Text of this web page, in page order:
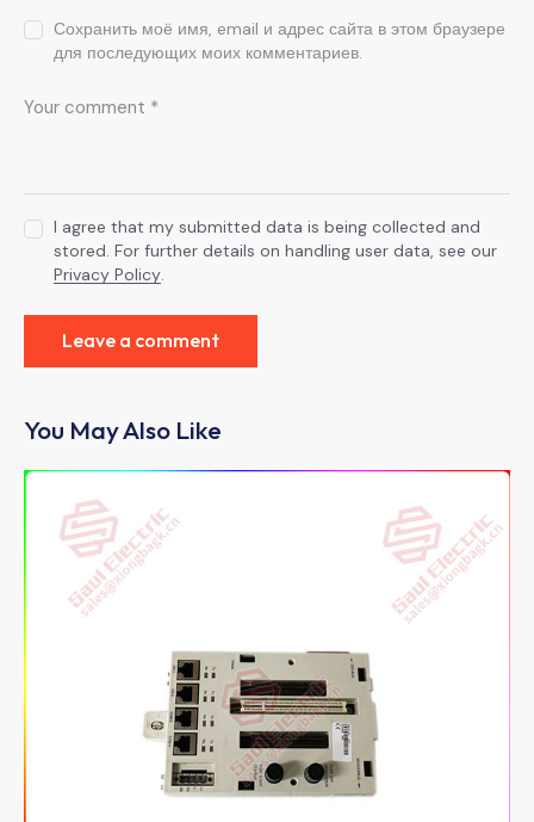
Сохранить моё имя, email и адрес сайта в этом браузере
для последующих моих комментариев.
I agree that my submitted data is being collected and
stored. For further details on handling user data, see our
Privacy Policy.
You May Also Like